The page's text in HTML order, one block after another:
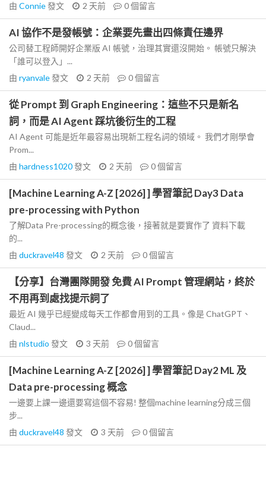
由 Connie發文 2 天前 0個留言
AI 協作不是發帳號：企業要先畫出四條責任邊界
公司替工程師開好企業版 AI 帳號，治理其實還沒開始。 帳號只解決
「誰可以登入」...
由 ryanvale發文 2 天前 0個留言
從 Prompt 到 Graph Engineering：這些不只是新名
詞，而是 AI Agent 踩坑後衍生的工程
AI Agent 可能是近年最容易出現新工程名詞的領域。 我們才剛學會
Prom...
由 hardness1020發文 2 天前 0個留言
[Machine Learning A-Z [2026] ] 學習筆記 Day3 Data
pre-processing with Python
了解Data Pre-processing的概念後，接著就是要實作了 資料下載
的...
由 duckravel48 發文 2 天前 0個留言
【分享】台灣團隊開發 免費 AI Prompt 管理網站，終於
不用再到處找提示詞了
最近 AI 幾乎已經變成每天工作都會用到的工具。像是 ChatGPT、
Claud...
由 nlstudio 發文 3 天前 0個留言
[Machine Learning A-Z [2026] ] 學習筆記 Day2 ML 及
Data pre-processing 概念
一邊要上課一邊還要寫這個不容易! 整個machine learning分成三個
步...
由 duckravel48 發文 3 天前 0個留言